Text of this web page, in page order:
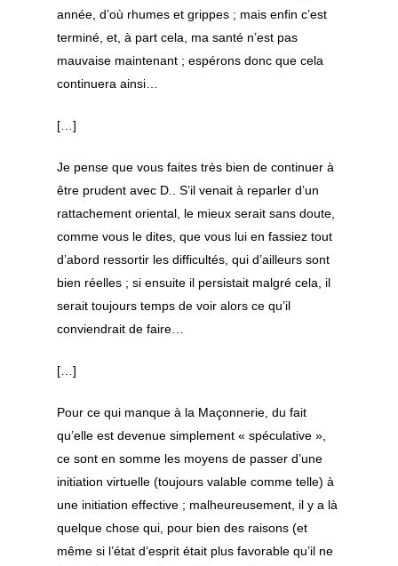
année, d’où rhumes et grippes ; mais enfin c’est
terminé, et, à part cela, ma santé n’est pas
mauvaise maintenant ; espérons donc que cela
continuera ainsi…
[…]
Je pense que vous faites très bien de continuer à
être prudent avec D.. S’il venait à reparler d’un
rattachement oriental, le mieux serait sans doute,
comme vous le dites, que vous lui en fassiez tout
d’abord ressortir les difficultés, qui d’ailleurs sont
bien réelles ; si ensuite il persistait malgré cela, il
serait toujours temps de voir alors ce qu’il
conviendrait de faire…
[…]
Pour ce qui manque à la Maçonnerie, du fait
qu’elle est devenue simplement « spéculative »,
ce sont en somme les moyens de passer d’une
initiation virtuelle (toujours valable comme telle) à
une initiation effective ; malheureusement, il y a là
quelque chose qui, pour bien des raisons (et
même si l’état d’esprit était plus favorable qu’il ne